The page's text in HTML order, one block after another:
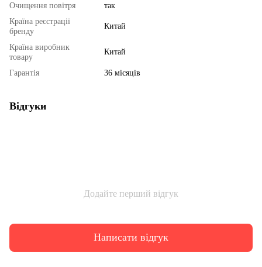
Очищення повітря
так
Країна реєстрації
бренду
Китай
Країна виробник
товару
Китай
Гарантія 36 місяців
Відгуки
Додайте перший відгук
Написати відгук